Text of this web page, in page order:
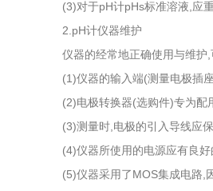
(3)对于pH计pHs标准溶液,应重
2.pH计仪器维护
仪器的经常地正确使用与维护,
(1)仪器的输入端(测量电极插座
(2)电极转换器(选购件)专为配
(3)测量时,电极的引入导线应保
(4)仪器所使用的电源应有良好
(5)仪器采用了MOS集成电路,